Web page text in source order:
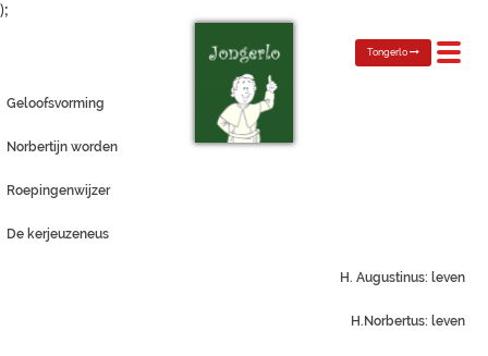
);
Toggle
Tongerlo
Geloofsvorming
Norbertijn worden
Roepingenwijzer
De kerjeuzeneus
H. Augustinus: leven
H.Norbertus: leven